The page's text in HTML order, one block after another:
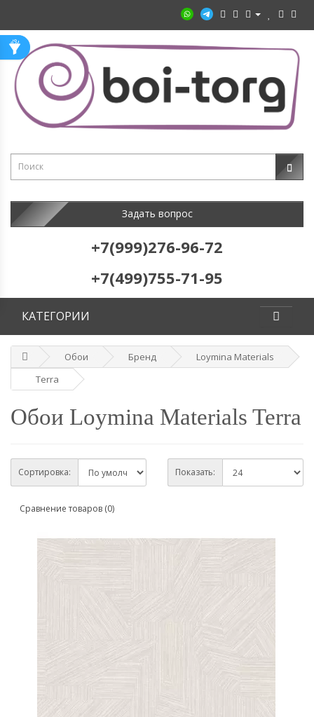
Задать вопрос
+7(999)276-96-72
+7(499)755-71-95
КАТЕГОРИИ
Обои Бренд
Loymina Materials
Terra
Обои Loymina Materials Terra
Сортировка: Показать:
Сравнение товаров (0)